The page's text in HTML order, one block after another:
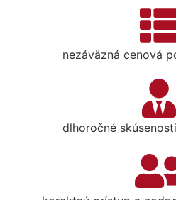
nezáväzná cenová
dlhoročné